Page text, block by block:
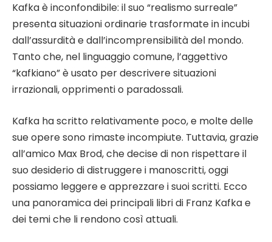
Kafka è inconfondibile: il suo “realismo surreale”
presenta situazioni ordinarie trasformate in incubi
dall’assurdità e dall’incomprensibilità del mondo.
Tanto che, nel linguaggio comune, l’aggettivo
“kafkiano” è usato per descrivere situazioni
irrazionali, opprimenti o paradossali.
Kafka ha scritto relativamente poco, e molte delle
sue opere sono rimaste incompiute. Tuttavia, grazie
all’amico Max Brod, che decise di non rispettare il
suo desiderio di distruggere i manoscritti, oggi
possiamo leggere e apprezzare i suoi scritti. Ecco
una panoramica dei principali libri di Franz Kafka e
dei temi che li rendono così attuali.